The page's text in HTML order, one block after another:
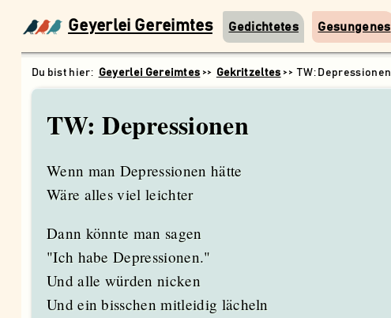
Geyerlei Gereimtes Gedichtetes Gesungenes
Geyerlei Gereimtes Gekritzeltes TW: Depressionen
TW: Depressionen
Wenn man Depressionen hätte
Wäre alles viel leichter
Dann könnte man sagen
"Ich habe Depressionen."
Und alle würden nicken
Und ein bisschen mitleidig lächeln